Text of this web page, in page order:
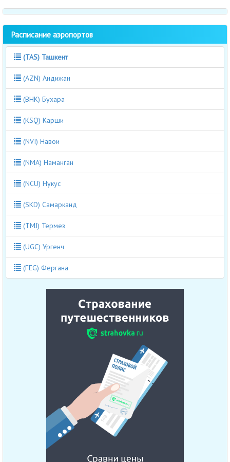
Расписание аэропортов
(TAS) Ташкент
(AZN) Андижан
(BHK) Бухара
(KSQ) Карши
(NVI) Навои
(NMA) Наманган
(NCU) Нукус
(SKD) Самарканд
(TMJ) Термез
(UGC) Ургенч
(FEG) Фергана